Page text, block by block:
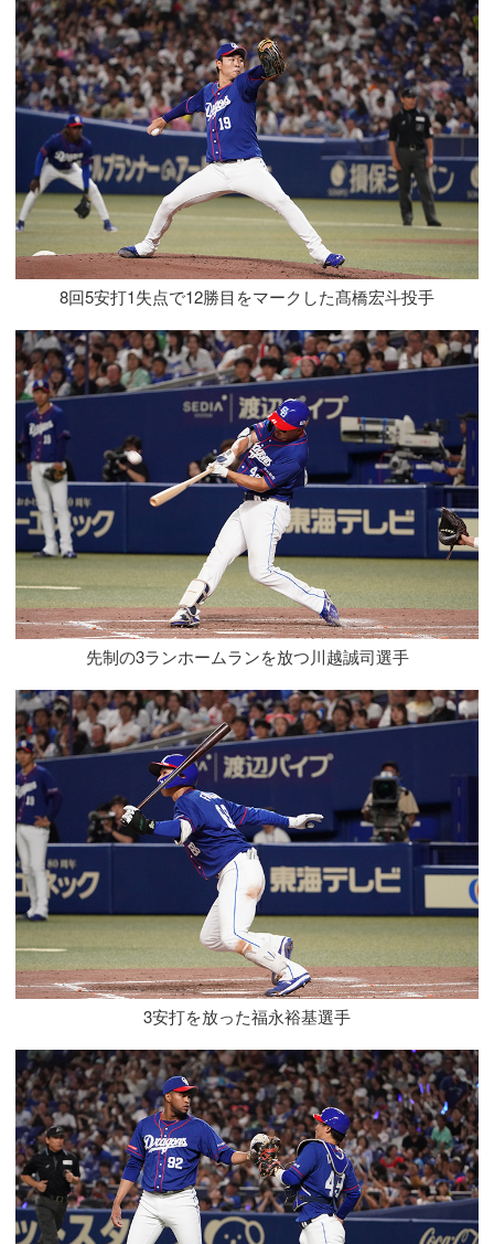
8回5安打1失点で12勝目をマークした髙橋宏斗投手
先制の3ランホームランを放つ川越誠司選手
3安打を放った福永裕基選手